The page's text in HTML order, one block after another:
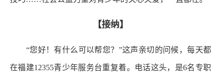
【接纳】
“您好！有什么可以帮您？”这声亲切的问候，每天都
在福建12355青少年服务台重复着。电话这头，是6名专职